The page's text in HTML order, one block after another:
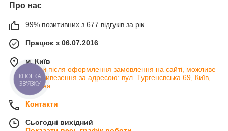
Про нас
99% позитивних з 677 відгуків за рік
Працює з 06.07.2016
м. Київ
Тільки після оформлення замовлення на сайті, можливе
самовивезення за адресою: вул. Тургенєвська 69, Київ,
Україна
Контакти
Сьогодні вихідний
КНОПКА
ЗВ'ЯЗКУ